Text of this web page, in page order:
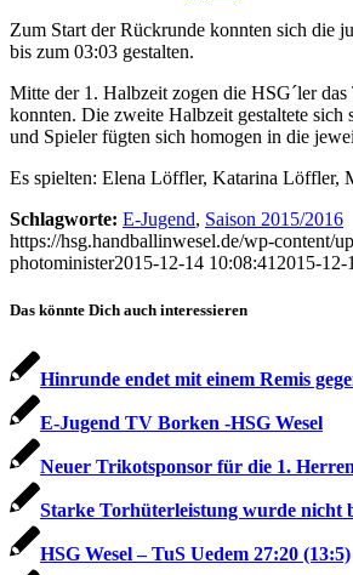
Zum Start der Rückrunde konnten sich die
bis zum 03:03 gestalten.
Mitte der 1. Halbzeit zogen die HSG´ler
konnten. Die zweite Halbzeit gestaltete
und Spieler fügten sich homogen in die
Es spielten: Elena Löffler, Katarina
Schlagworte: E-Jugend, Saison 2015/2016
https://hsg.handballinwesel.de/wp-content/
photominister2015-12-14 10:08:41 2015-12-
Das könnte Dich auch interessieren
Hinrunde endet mit einem Remis
E-Jugend TV Borken -HSG Wesel
Neuer Trikotsponsor für die 1. Herren
Starke Torhüterleistung wurde nicht
HSG Wesel – TuS Uedem 27:20 (13:5)